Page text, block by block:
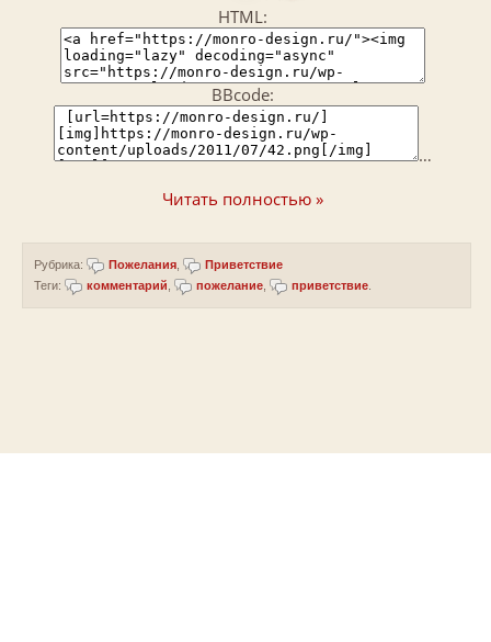
HTML:
BBcode:
…
Читать полностью »
Рубрика: Пожелания
Приветствие
Теги:
комментарий пожелание приветствие